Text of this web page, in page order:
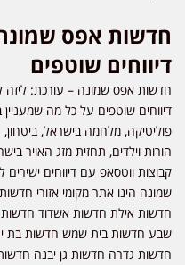
דיווחים שוטפים
חדשות אפס שמונה – עורכת: ליזה
דיווחים שוטפים על כל מה
פוליטיקה, מלחמה בישראל,
הורות וילדים, תחזית מזג האויר
קבוצות ווטסאפ עם דיווחים ישירים
שמונה הינו אתר מקומי אזורי
חדשות אילת חדשות אשדוד
שבע חדשות בית שמש חדשות בת
חדשות גדרה חדשות גן יבנה